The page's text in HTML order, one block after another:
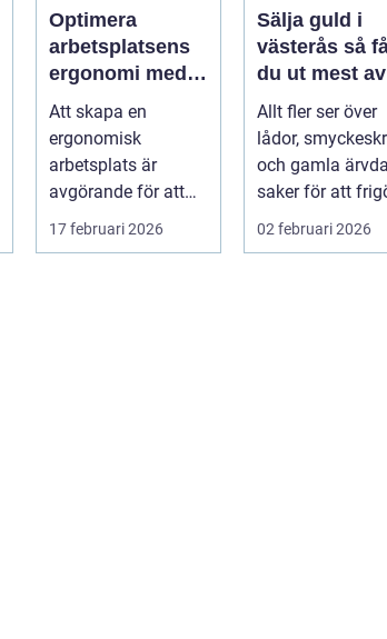
Optimera
arbetsplatsens
ergonomi med
balansblock
Att skapa en
ergonomisk
arbetsplats är
avgörande för att
främja hälsa och v...
17 februari 2026
Sälja guld i
västerås så får
du ut mest av
dina smycken
och mynt
Allt fler ser över
lådor,
och gamla ärvda
saker för att
värde som bara
02 februari 2026